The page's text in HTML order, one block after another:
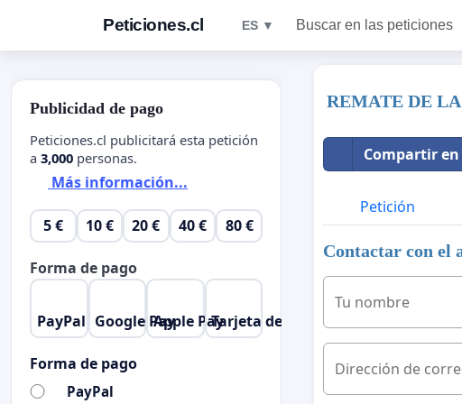
Peticiones.cl ES ▼ Buscar en las peticiones
REMATE DE
Compartir en
Petición
Contactar con el
Tu nombre
Dirección de
Publicidad de pago
Peticiones.cl publicitará esta petición
a 3,000 personas.
Más información...
5 € 10 € 20 € 40 € 80 €
Forma de pago
PayPal Google PayApple PayTarjeta de crédito
Forma de pago
PayPal